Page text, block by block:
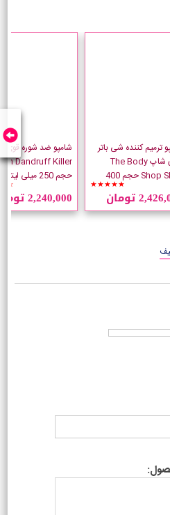
ترمیم کننده شی باتر
بادی شاپ The Body
Shop Shea حجم 400
★★★★★
تومان
شامپو ضد شوره قوی
Dandruff Killer
حجم 250 میلی لیتر
2,240,000 تومان